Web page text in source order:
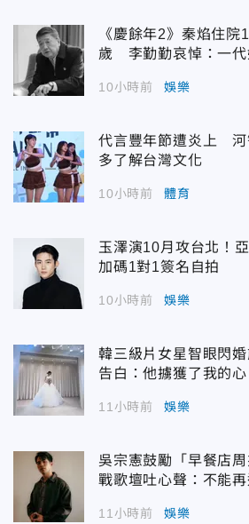
《慶餘年2》秦焰住
歲 李勤勤哀悼：一代
10小時前 娛樂
代言豐年節遭炎上 河
多了解台灣文化
10小時前 體育
玉澤演10月攻台北！
加碼1對1簽名自拍
10小時前 娛樂
韓三級片女星智眼閃
告白：他擄獲了我的心
11小時前 娛樂
吳宗憲鼓勵「早餐店
戰歌壇吐心聲：不能再
11小時前 娛樂